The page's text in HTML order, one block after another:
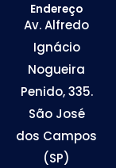
Endereço
Av. Alfredo
Ignácio
Nogueira
Penido, 335.
São José
dos Campos
(SP)